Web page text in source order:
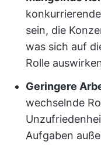
sein, die
was sich auf
Rolle
Geringere
wechselnde
Aufgaben